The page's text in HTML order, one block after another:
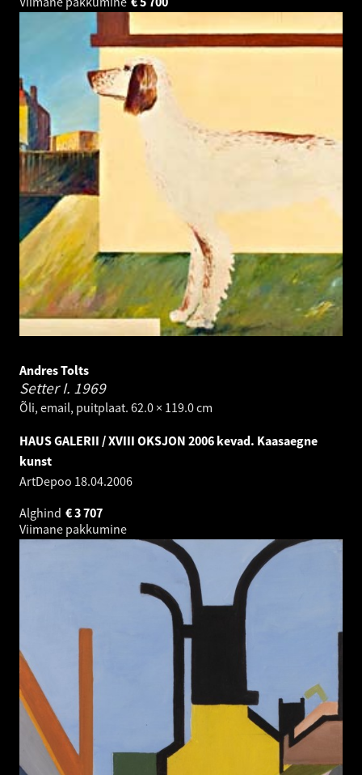
Andres Tolts
Setter I. 1969
Õli, email, puitplaat. 62.0 × 119.0 cm
HAUS GALERII / XVIII OKSJON 2006 kevad. Kaasaegne
kunst
ArtDepoo 18.04.2006
Alghind
3 707
€
Viimane pakkumine